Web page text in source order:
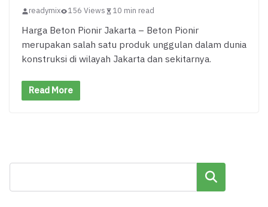
readymix 156 Views 10 min read
Harga Beton Pionir Jakarta – Beton Pionir
merupakan salah satu produk unggulan dalam dunia
konstruksi di wilayah Jakarta dan sekitarnya.
Read More
Cari